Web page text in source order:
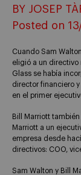
BY JOSEP
Posted on
Cuando Sam
eligió a un directivo
Glass se había
director financiero
en el primer
Bill Marriott
Marriott a un
empresa desde
directivos: COO,
Sam Walton y Bill